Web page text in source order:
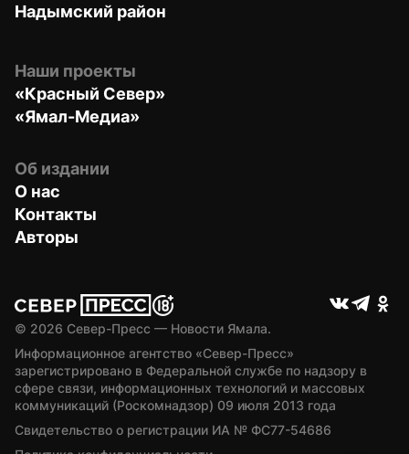
Надымский район
Наши проекты
«Красный Север»
«Ямал-Медиа»
Об издании
О нас
Контакты
Авторы
© 2026 Север-Пресс — Новости Ямала.
Информационное агентство «Север-Пресс»
зарегистрировано в Федеральной службе по надзору в
сфере связи, информационных технологий и массовых
коммуникаций (Роскомнадзор) 09 июля 2013 года
Свидетельство о регистрации ИА № ФС77-54686